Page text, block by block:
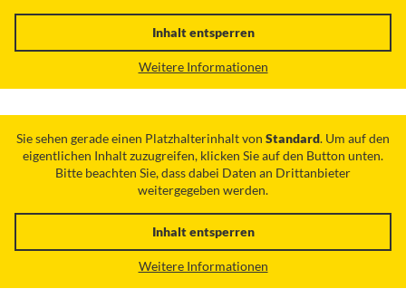
Inhalt entsperren
Weitere Informationen
Sie sehen gerade einen Platzhalterinhalt von Standard. Um auf den
eigentlichen Inhalt zuzugreifen, klicken Sie auf den Button unten.
Bitte beachten Sie, dass dabei Daten an Drittanbieter
weitergegeben werden.
Inhalt entsperren
Weitere Informationen